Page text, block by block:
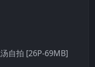
自拍 [26P-69MB]